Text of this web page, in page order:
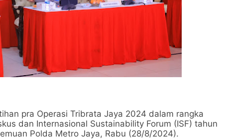
pra Operasi Tribrata Jaya 2024 dalam rangka
dan Internasional Sustainability Forum (ISF) tahun
Polda Metro Jaya, Rabu (28/8/2024).